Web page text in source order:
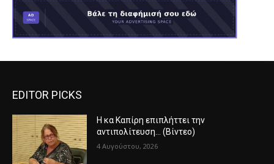
EDITOR PICKS
Η κα Καπίρη επιπλήττει την
αντιπολίτευση… (Βίντεο)
4 Αυγούστου, 2026